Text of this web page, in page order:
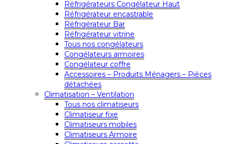
Réfrigérateurs Congélateur Haut
Réfrigérateur encastrable
Réfrigérateur Bar
Réfrigérateur vitrine
Tous nos congélateurs
Congélateurs armoires
Congélateur coffre
Accessoires – Produits Ménagers – Pièces
détachées
Climatisation – Ventilation
Tous nos climatiseurs
Climatiseur fixe
Climatiseurs mobiles
Climatiseurs Armoire